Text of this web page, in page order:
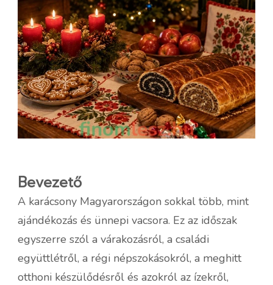
Bevezető
A karácsony Magyarországon sokkal több, mint
ajándékozás és ünnepi vacsora. Ez az időszak
egyszerre szól a várakozásról, a családi
együttlétről, a régi népszokásokról, a meghitt
otthoni készülődésről és azokról az ízekről,